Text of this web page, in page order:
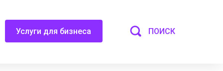
Услуги для бизнеса ПОИСК